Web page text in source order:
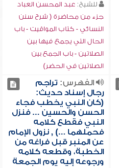
للشيخ: عبد المحسن العباد
جزء من محاضرة ( شرح سنن
النسائي - كتاب المواقيت - باب
الحال التي يجمع فيها بين
الصلاتين - باب الجمع بين
الصلاتين في الحضر)
الفهرس: تراجم
رجال إسناد حديث:
(كان النبي يخطب فجاء
الحسن والحسين ... فنزل
النبي فقطع كلامه
فحملهما ...) , نزول الإمام
عن المنبر قبل فراغه من
الخطبة، وقطعه كلامه
ورجوعه إليه يوم الجمعة